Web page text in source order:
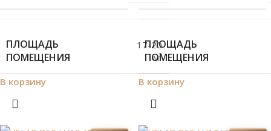
ПЛОЩАДЬ
ПОМЕЩЕНИЯ
17-20
м²
В корзину
ПЛОЩАДЬ
ПОМЕЩЕНИЯ
В корзину